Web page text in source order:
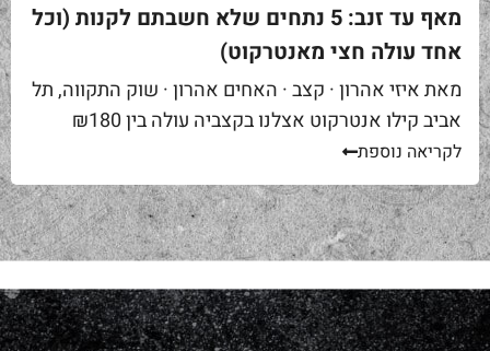
מאף עד זנב: 5 נתחים שלא חשבתם לקנות (וכל
אחד עולה חצי מאנטרקוט)
מאת איזי אהרון · קצב · האחים אהרון · שוק התקווה, תל
אביב קילו אנטרקוט אצלנו בקצביה עולה בין ₪180
ל-₪220. מחיר יפה – וגם מוצדק, כי זה...
לקריאה נוספת